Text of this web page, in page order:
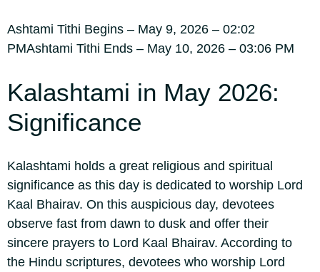
Ashtami Tithi Begins – May 9, 2026 – 02:02
PMAshtami Tithi Ends – May 10, 2026 – 03:06 PM
Kalashtami in May 2026:
Significance
Kalashtami holds a great religious and spiritual
significance as this day is dedicated to worship Lord
Kaal Bhairav. On this auspicious day, devotees
observe fast from dawn to dusk and offer their
sincere prayers to Lord Kaal Bhairav. According to
the Hindu scriptures, devotees who worship Lord